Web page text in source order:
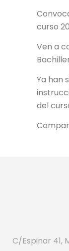
curso
Ven a
Ya han
del
C/Espinar 41,